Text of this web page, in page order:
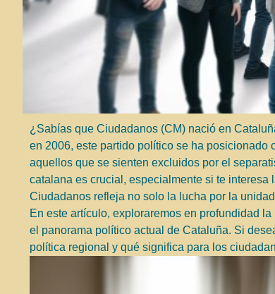
¿Sabías que Ciudadanos (CM) nació en
en 2006, este partido político se ha posicionado
aquellos que se sienten excluidos por el
catalana es crucial, especialmente si te
Ciudadanos refleja no solo la lucha por la
En este artículo, exploraremos en profundidad
el panorama político actual de Cataluña. Si
política regional y qué significa para los